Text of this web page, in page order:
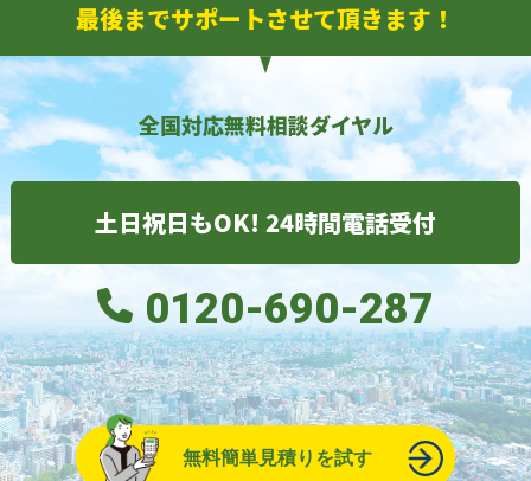
最後までサポートさせて頂きます！
全国対応無料相談ダイヤル
土日祝日もOK! 24時間電話受付
0120-690-287
無料簡単見積りを試す